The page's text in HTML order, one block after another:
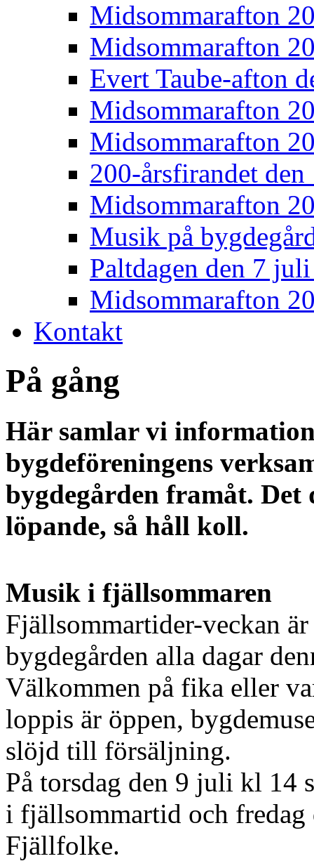
Midsommarafton
Midsommarafton
Evert Taube-afton
Midsommarafton
Midsommarafton
200-årsfirandet
Midsommarafton
Musik på
Paltdagen den 7
Midsommarafton
Kontakt
På gång
Här samlar vi
bygdeföreningens
bygdegården framåt. Det
löpande, så håll koll.
Musik i fjällsommaren
Fjällsommartider-veckan
bygdegården alla dagar
Välkommen på fika eller
loppis är öppen,
slöjd till försäljning.
På torsdag den 9 juli kl 14
i fjällsommartid och
Fjällfolke.